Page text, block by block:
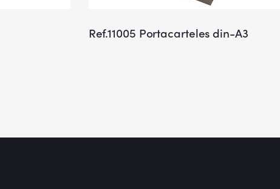
Ref.11005 Portacarteles din-A3